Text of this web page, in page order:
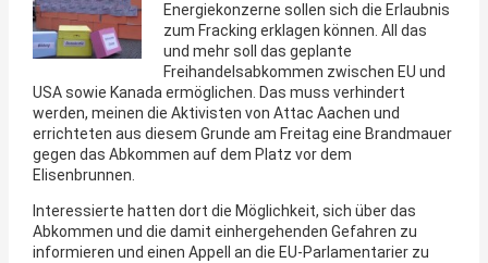
Energiekonzerne sollen sich die Erlaubnis
zum Fracking erklagen können. All das
und mehr soll das geplante
Freihandelsabkommen zwischen EU und
USA sowie Kanada ermöglichen. Das muss verhindert
werden, meinen die Aktivisten von Attac Aachen und
errichteten aus diesem Grunde am Freitag eine Brandmauer
gegen das Abkommen auf dem Platz vor dem
Elisenbrunnen.
Interessierte hatten dort die Möglichkeit, sich über das
Abkommen und die damit einhergehenden Gefahren zu
informieren und einen Appell an die EU-Parlamentarier zu